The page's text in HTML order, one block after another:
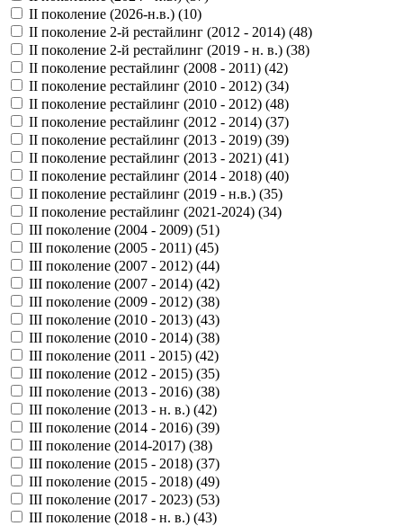
II поколение (2026-н.в.) (10)
II поколение 2-й рестайлинг (2012 - 2014) (48)
II поколение 2-й рестайлинг (2019 - н. в.) (38)
II поколение рестайлинг (2008 - 2011) (42)
II поколение рестайлинг (2010 - 2012) (34)
II поколение рестайлинг (2010 - 2012) (48)
II поколение рестайлинг (2012 - 2014) (37)
II поколение рестайлинг (2013 - 2019) (39)
II поколение рестайлинг (2013 - 2021) (41)
II поколение рестайлинг (2014 - 2018) (40)
II поколение рестайлинг (2019 - н.в.) (35)
II поколение рестайлинг (2021-2024) (34)
III поколение (2004 - 2009) (51)
III поколение (2005 - 2011) (45)
III поколение (2007 - 2012) (44)
III поколение (2007 - 2014) (42)
III поколение (2009 - 2012) (38)
III поколение (2010 - 2013) (43)
III поколение (2010 - 2014) (38)
III поколение (2011 - 2015) (42)
III поколение (2012 - 2015) (35)
III поколение (2013 - 2016) (38)
III поколение (2013 - н. в.) (42)
III поколение (2014 - 2016) (39)
III поколение (2014-2017) (38)
III поколение (2015 - 2018) (37)
III поколение (2015 - 2018) (49)
III поколение (2017 - 2023) (53)
III поколение (2018 - н. в.) (43)